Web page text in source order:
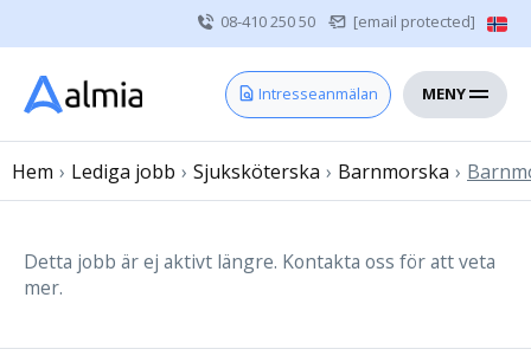
08-410 250 50 [email protected]
Intresseanmälan MENY
Hem
Vårdgivare
Om oss
Sjuksköterska
Hem › Lediga jobb › Sjuksköterska › Barnmorska ›
Detta jobb är ej aktivt längre. Kontakta oss för att veta
mer.